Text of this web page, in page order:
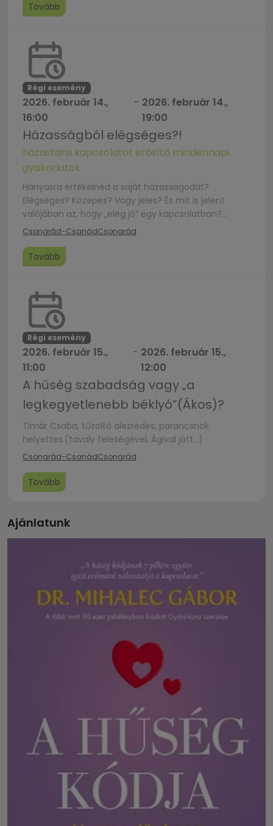
Tovább
Régi esemény
2026. február 14.,
16:00
- 2026. február 14.,
19:00
Házasságból elégséges?!
házastársi kapcsolatot erősítő mindennapi
gyakorlatok
Hányasra értékelnéd a saját házasságodat?
Elégséges? Közepes? Vagy jeles? És mit is jelent
valójában az, hogy „elég jó” egy kapcsolatban?
Hogyan lehetünk egymás számára elégségesek a
ezeken a kérdéseken, miközben izgi
beszélgetésekben, őszinte tapasztalatmegosztásban
várunk Benneteket február 14-én a Gringos
Étterembe egy beszélgetős workshopra! […]
Csongrád-CsanádCsongrád
Tovább
Régi esemény
2026. február 15.,
11:00
- 2026. február 15.,
12:00
A hűség szabadság vagy „a
legkegyetlenebb béklyó”(Ákos)?
Timár Csaba, tűzoltó alezredes, parancsnok
helyettes.(tavaly feleségével, Ágival jött…)
Csongrád-CsanádCsongrád
Tovább
Ajánlatunk